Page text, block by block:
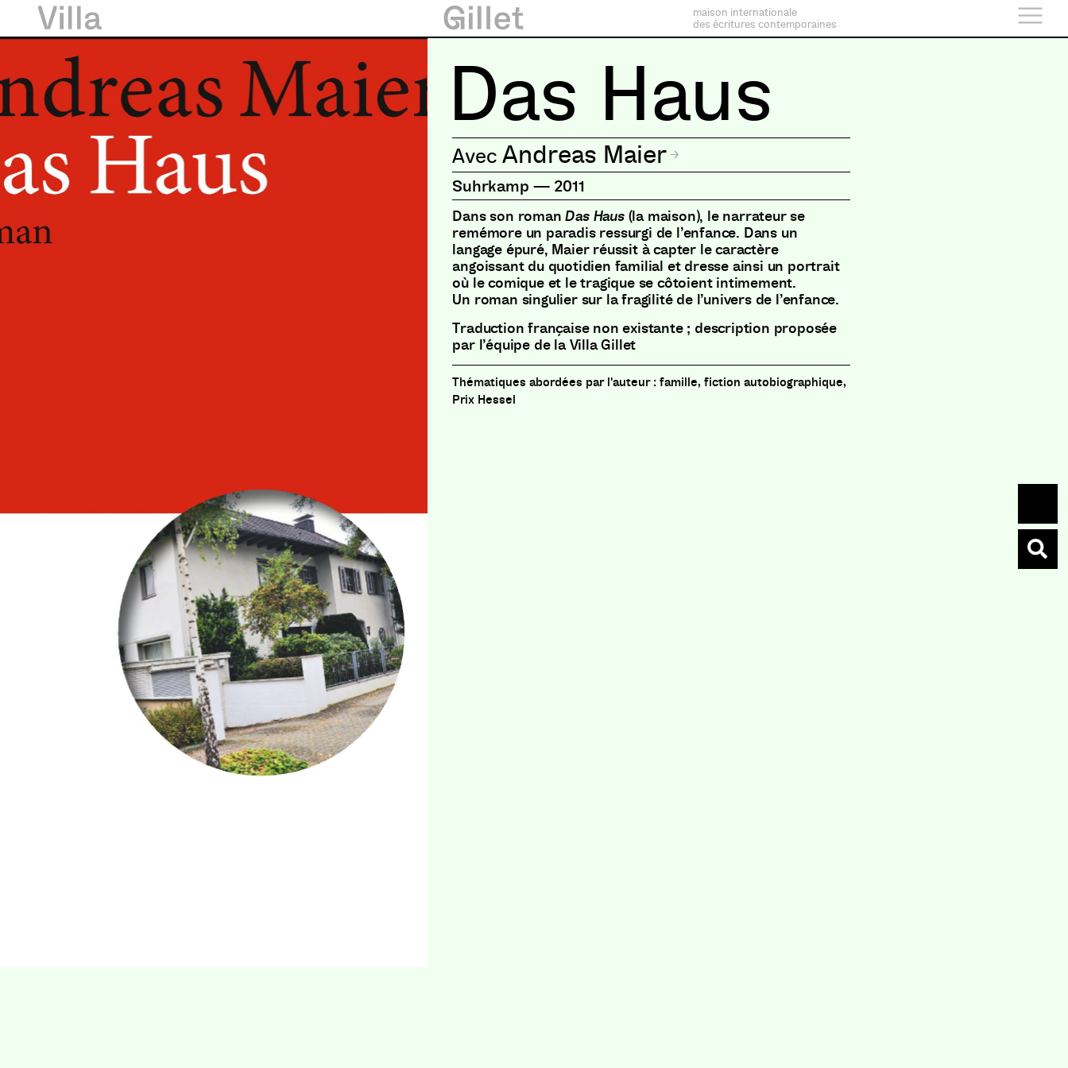
maison internationale
des écritures contemporaines
Das Haus
Andreas Maier
Suhrkamp — 2011
Dans son romanDas Haus (la maison), le narrateur se
remémore un paradis ressurgi de l’enfance. Dans un
langage épuré, Maier réussit à capter le caractère
angoissant du quotidien familial et dresse ainsi un portrait
où le comique et le tragique se côtoient intimement.
Un roman singulier sur la fragilité de l’univers de l’enfance.
Traduction française non existante ; description proposée
par l’équipe de la Villa Gillet
famille, fiction autobiographique,
Prix Hessel